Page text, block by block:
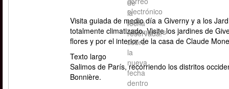
de
la
fecha
reservada.
electrónico
para
informarnos
sobre
la
nueva
fecha
dentro
Visita guiada de medio día a Giverny y a los
totalmente climatizado. Visite los jardines de
flores y por el interior de la casa de Claude
Texto largo
Salimos de París, recorriendo los distritos
Bonnière.